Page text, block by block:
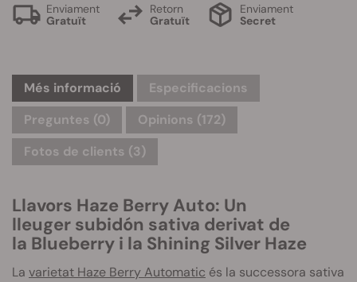
Enviament
Gratuït
Retorn
Gratuït
Enviament
Secret
Més informació
Especificacions
Preguntes (0)
Opinions (172)
Fotos de clients (3)
Llavors Haze BerryAuto: Un
lleuger subidón sativa derivat de
la Blueberry i la Shining Silver Haze
La varietat Haze BerryAutomatic és la successora sativa